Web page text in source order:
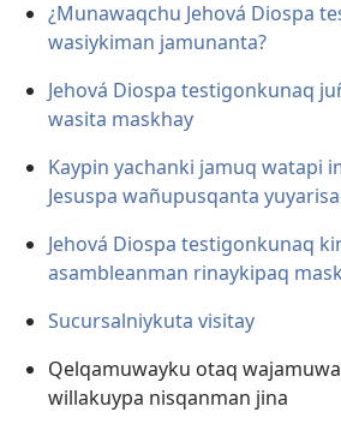
¿Munawaqchu Jehová Diospa
wasiykiman jamunanta?
Jehová Diospa testigonkunaq
wasita maskhay
Kaypin yachanki jamuq watapi
Jesuspa wañupusqanta
Jehová Diospa testigonkunaq
asambleanman rinaykipaq
Sucursalniykuta visitay
Qelqamuwayku otaq
willakuypa nisqanman jina